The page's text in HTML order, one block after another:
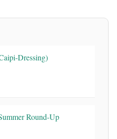
Dressing)
Round-Up